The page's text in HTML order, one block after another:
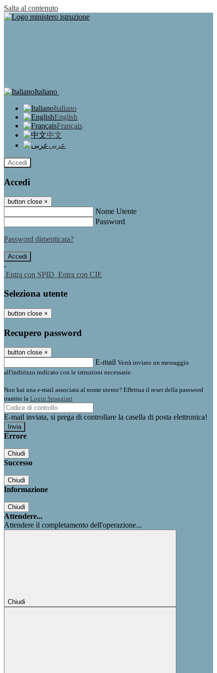
Salta al contenuto
Italiano
Italiano
English
Français
中文
عربى
Accedi
Accedi
button close ×
Nome Utente
Password
Password dimenticata?
-
Entra con SPID Entra con CIE
Seleziona utente
button close ×
Recupero password
button close ×
E-mail Verrà inviato un messaggio
all'indirizzo indicato con le istruzioni necessarie.
Non hai una e-mail associata al nome utente? Effettua il reset della password
tramite la Login Spaggiari
E-mail inviata, si prega di controllare la casella di posta elettronica!
Errore
Chiudi
Successo
Chiudi
Informazione
Chiudi
Attendere...
Attendere il completamento dell'operazione...
Chiudi